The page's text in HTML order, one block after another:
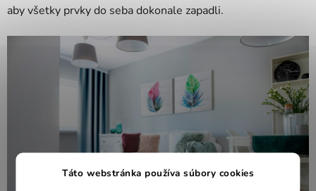
Táto webstránka používa súbory cookies
aby všetky prvky do seba dokonale zapadli.